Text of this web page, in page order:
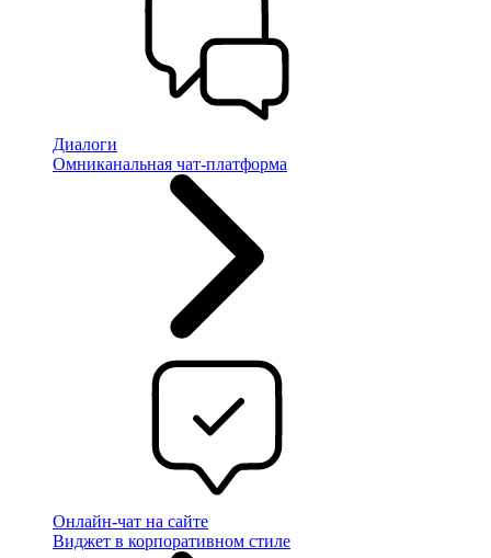
Диалоги
Омниканальная чат-платформа
Онлайн-чат на сайте
Виджет в корпоративном стиле